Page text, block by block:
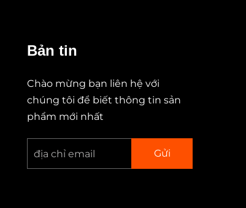
Bản tin
Chào mừng bạn liên hệ với
chúng tôi để biết thông tin sản
phẩm mới nhất
Gửi